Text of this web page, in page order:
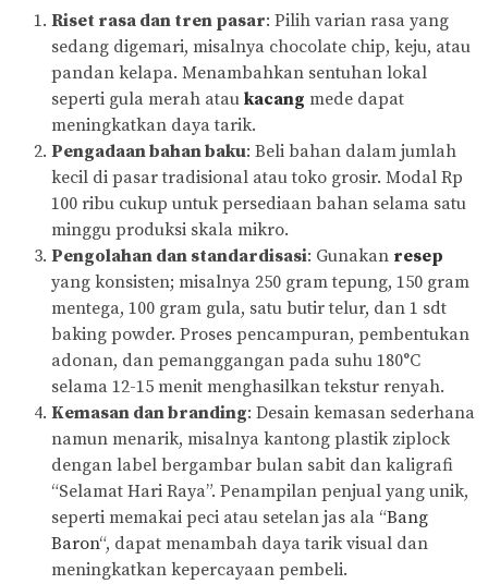
Riset rasa dan tren pasar: Pilih varian rasa yang
sedang digemari, misalnya chocolate chip, keju, atau
pandan kelapa. Menambahkan sentuhan lokal
seperti gula merah atau kacang mede dapat
meningkatkan daya tarik.
Pengadaan bahan baku: Beli bahan dalam jumlah
kecil di pasar tradisional atau toko grosir. Modal Rp
100 ribu cukup untuk persediaan bahan selama satu
minggu produksi skala mikro.
Pengolahan dan standardisasi: Gunakan resep
yang konsisten; misalnya 250 gram tepung, 150 gram
mentega, 100 gram gula, satu butir telur, dan 1 sdt
baking powder. Proses pencampuran, pembentukan
adonan, dan pemanggangan pada suhu 180°C
selama 12-15 menit menghasilkan tekstur renyah.
Kemasan dan branding: Desain kemasan sederhana
namun menarik, misalnya kantong plastik ziplock
dengan label bergambar bulan sabit dan kaligrafi
“Selamat Hari Raya”. Penampilan penjual yang unik,
seperti memakai peci atau setelan jas ala “Bang
Baron“, dapat menambah daya tarik visual dan
meningkatkan kepercayaan pembeli.